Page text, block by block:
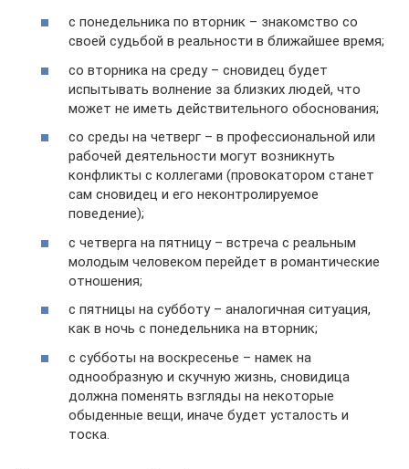
с понедельника по вторник – знакомство со
своей судьбой в реальности в ближайшее время;
со вторника на среду – сновидец будет
испытывать волнение за близких людей, что
может не иметь действительного обоснования;
со среды на четверг – в профессиональной или
рабочей деятельности могут возникнуть
конфликты с коллегами (провокатором станет
сам сновидец и его неконтролируемое
поведение);
с четверга на пятницу – встреча с реальным
молодым человеком перейдет в романтические
отношения;
с пятницы на субботу – аналогичная ситуация,
как в ночь с понедельника на вторник;
с субботы на воскресенье – намек на
однообразную и скучную жизнь, сновидица
должна поменять взгляды на некоторые
обыденные вещи, иначе будет усталость и
тоска.